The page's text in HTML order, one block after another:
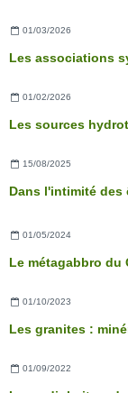
01/03/2026
01/02/2026
15/08/2025
Dans l'intimité des
01/05/2024
Le métagabbro du
01/10/2023
Les granites :
01/09/2022